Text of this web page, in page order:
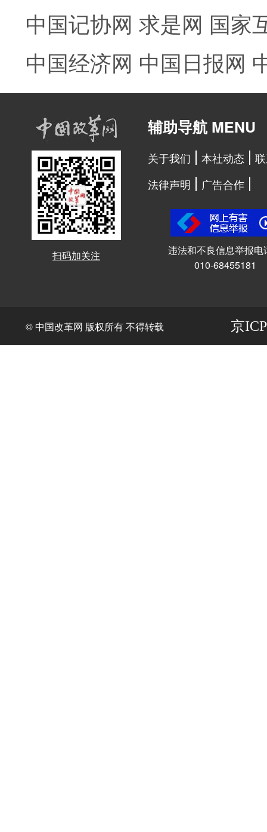
中国记协网 求是网 国家
中国经济网 中国日报网
扫码加关注
辅助导航 MENU
关于我们 本社动态
法律声明
广告合作
违法和不良信息举报电
010-68455181
© 中国改革网 版权所有 不得转载 京